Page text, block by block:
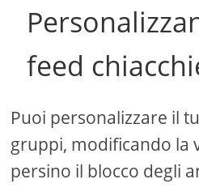
feed
Puoi personalizzare il
gruppi, modificando la
persino il blocco degli